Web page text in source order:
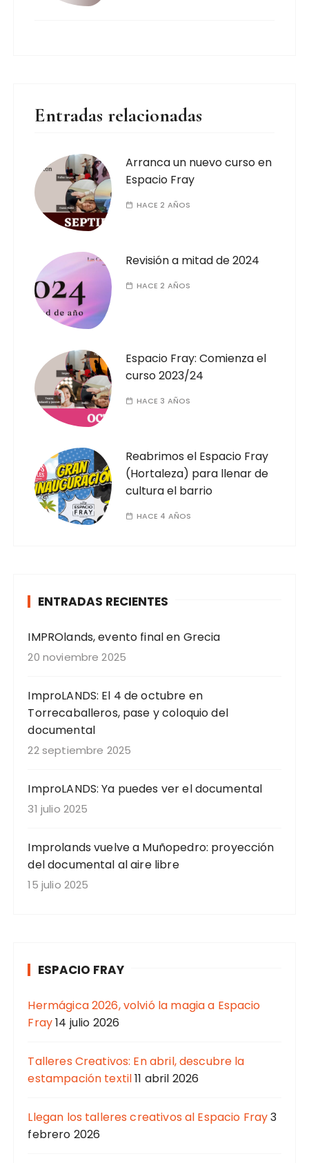
Entradas relacionadas
Arranca un nuevo curso en
Espacio Fray
HACE 2 AÑOS
Revisión a mitad de 2024
HACE 2 AÑOS
Espacio Fray: Comienza el
curso 2023/24
HACE 3 AÑOS
Reabrimos el Espacio Fray
(Hortaleza) para llenar de
cultura el barrio
HACE 4 AÑOS
ENTRADAS RECIENTES
IMPROlands, evento final en Grecia
20 noviembre 2025
ImproLANDS: El 4 de octubre en
Torrecaballeros, pase y coloquio del
documental
22 septiembre 2025
ImproLANDS: Ya puedes ver el documental
31 julio 2025
Improlands vuelve a Muñopedro: proyección
del documental al aire libre
15 julio 2025
ESPACIO FRAY
Hermágica 2026, volvió la magia a Espacio
Fray14 julio 2026
Talleres Creativos: En abril, descubre la
estampación textil11 abril 2026
Llegan los talleres creativos al Espacio Fray3
febrero 2026